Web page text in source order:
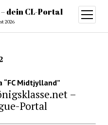
dein CL-Portal
2026
Menü
öffnen
Midtjylland”
–
Portal